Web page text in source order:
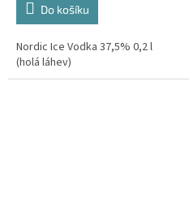
Do košíku
Nordic Ice Vodka 37,5% 0,2 l
(holá láhev)